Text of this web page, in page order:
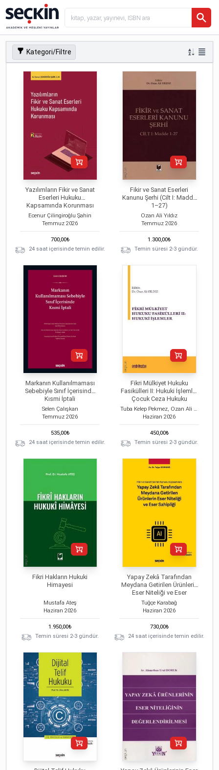
Kategori/Filtre
Yazılımların Fikir ve Sanat
Eserleri Hukuku
Kapsamında Korunması
Ecenur Çilingiroğlu Şahin
Temmuz 2026
700,00₺
24 saat içerisinde temin edilir.
Fikir ve Sanat Eserleri
Kanunu Şerhi (Cilt I: Madde
1–27)
Ozan Ali Yıldız
Temmuz 2026
1.300,00₺
Temin süresi 2-3 gündür.
Markanın Kullanılmaması
Sebebiyle Sınıf İçerisinde
Kısmi İptali
Selen Çalışkan
Temmuz 2026
535,00₺
24 saat içerisinde temin edilir.
Fikri Mülkiyet Hukuku
Fasikülleri II: Hukuki İşlemler
Çocuk Ceza Hukuku
(Seminerler) Çocuk Ceza
Hukuku (Seminerler)
Tuba Kelep Pekmez, Ozan Ali Yıldız
Haziran 2026
450,00₺
Temin süresi 2-3 gündür.
Fikri Hakların Hukuki
Himayesi
Mustafa Ateş
Haziran 2026
1.950,00₺
Temin süresi 2-3 gündür.
Yapay Zekâ Tarafından
Meydana Getirilen Ürünlerin
Eser Niteliği ve Eser
Sahipliği
Tuğçe Karabağ
Haziran 2026
730,00₺
24 saat içerisinde temin edilir.